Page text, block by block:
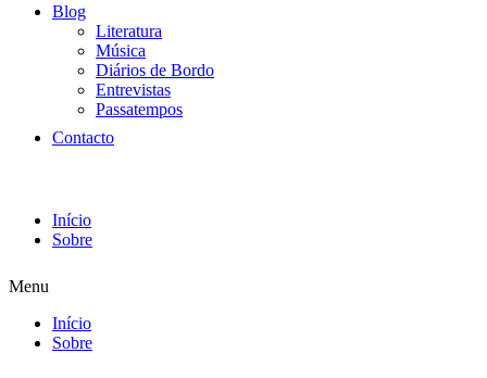
Blog
Literatura
Música
Diários de Bordo
Entrevistas
Passatempos
Contacto
Início
Sobre
Menu
Início
Sobre